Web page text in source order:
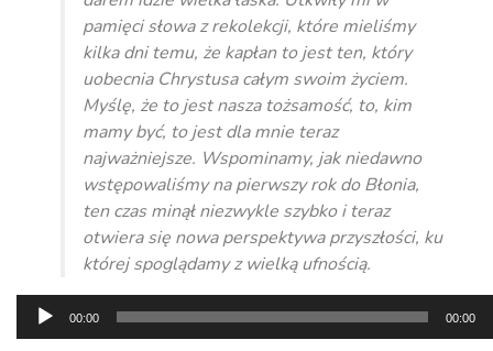
pamięci słowa z rekolekcji, które mieliśmy
kilka dni temu, że kapłan to jest ten, który
uobecnia Chrystusa całym swoim życiem.
Myślę, że to jest nasza tożsamość, to, kim
mamy być, to jest dla mnie teraz
najważniejsze. Wspominamy, jak niedawno
wstępowaliśmy na pierwszy rok do Błonia,
ten czas minął niezwykle szybko i teraz
otwiera się nowa perspektywa przyszłości, ku
której spoglądamy z wielką ufnością.
Odtwarzacz
plików
00:00 00:00